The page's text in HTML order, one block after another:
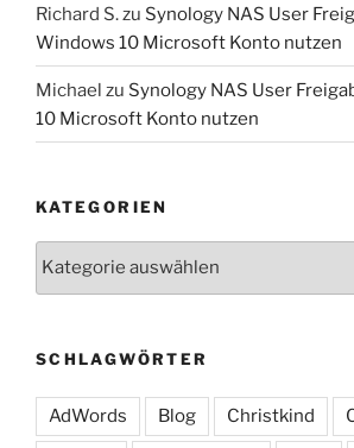
Richard S.zu Synology NAS User
Windows 10 Microsoft Konto nutzen
Michael zu Synology NAS User
10 Microsoft Konto nutzen
KATEGORIEN
SCHLAGWÖRTER
AdWords Blog Christkind